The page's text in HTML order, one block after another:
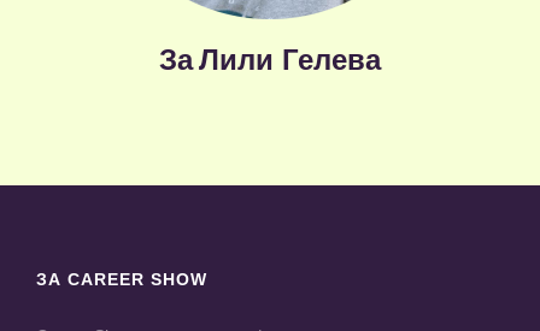
ЗаЛили Гелева
ЗА CAREER SHOW